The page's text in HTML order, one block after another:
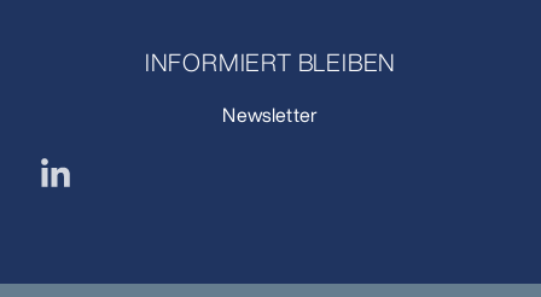
INFORMIERT BLEIBEN
Newsletter